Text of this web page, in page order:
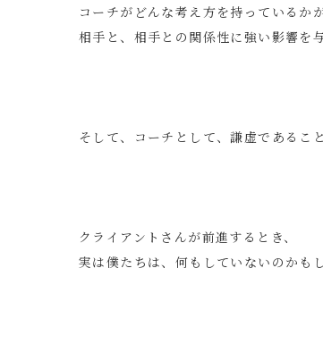
コーチがどんな考え方を持っているかが
相手と、相手との関係性に強い影響を
そして、コーチとして、謙虚であること
クライアントさんが前進するとき、
実は僕たちは、何もしていないのかも